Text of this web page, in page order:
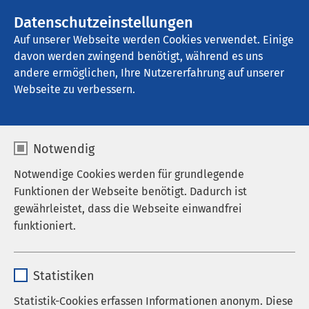
Datenschutzeinstellungen
Auf unserer Webseite werden Cookies verwendet. Einige
davon werden zwingend benötigt, während es uns
andere ermöglichen, Ihre Nutzererfahrung auf unserer
Webseite zu verbessern.
Notwendig
Notwendige Cookies werden für grundlegende
Funktionen der Webseite benötigt. Dadurch ist
gewährleistet, dass die Webseite einwandfrei
funktioniert.
Anbieter sgalinski
Statistiken
Statistik-Cookies erfassen Informationen anonym. Diese
AMEOS Klinikum Kaiserstuhl
Wilkens-Lotis, Referentin der Krankenhausleitung;
Rudolf Schnauhuber, Regionalgeschäftsführer AMEOS
Süd; Bärbl Mielich, Staatssekretärin Ministerium für
Soziales und Integration Baden-Württemberg und
Mitglied des Landtages von Baden-Württemberg;